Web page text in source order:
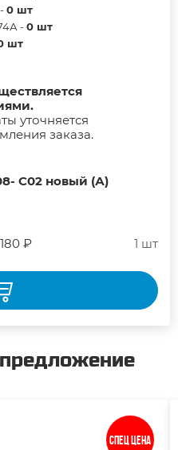
0 шт
-0 шт
шт
уточняется
заказа.
С02 новый (А)
₽ 1 шт
Спец цена